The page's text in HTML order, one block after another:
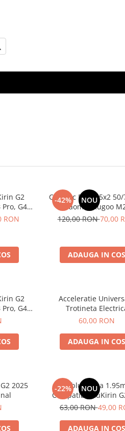
G2
G4 –
Spate)
RON
-42% NOU
Cauciuc Plin 8.5x2 50/
Xiaomi / Kugoo
Ducati/Evergreen/
120,00 RON70,00
ADAUGA IN COS
G2
G4 –
Față +
Acceleratie
Trotineta
60,00 RON
ADAUGA IN COS
2025
-22% NOU
Cablu Frana
Compatibil KuKirin
Max, G3, G2
63,00 RON49,00
ADAUGA IN COS